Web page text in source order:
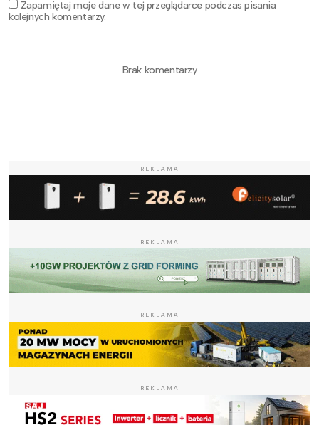
Zapamiętaj moje dane w tej przeglądarce podczas pisania
kolejnych komentarzy.
Brak komentarzy
REKLAMA
REKLAMA
REKLAMA
REKLAMA